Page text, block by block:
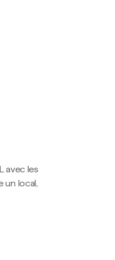
avec les
un local,